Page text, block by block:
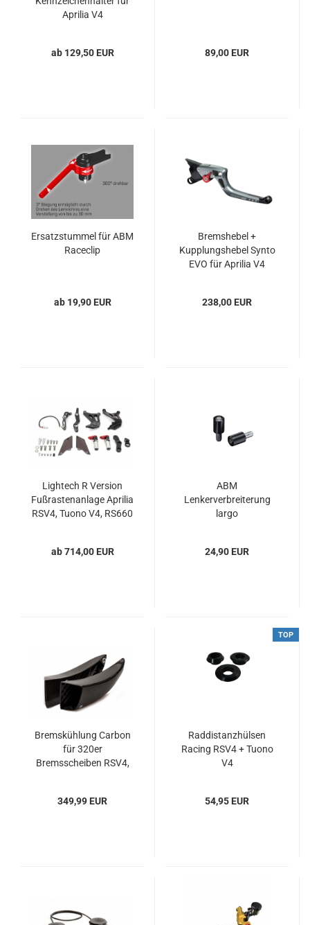
Aprilia V4
ab 129,50 EUR 89,00 EUR
Ersatzstummel für ABM
Raceclip
ab 19,90 EUR
Bremshebel +
Kupplungshebel Synto
EVO für Aprilia V4
238,00 EUR
Lightech R Version
Fußrastenanlage Aprilia
RSV4, Tuono V4, RS660
ab 714,00 EUR
ABM
Lenkerverbreiterung
largo
24,90 EUR
Bremskühlung Carbon
für 320er
Bremsscheiben RSV4,
349,99 EUR
TOP
Raddistanzhülsen
Racing RSV4 + Tuono
V4
54,95 EUR